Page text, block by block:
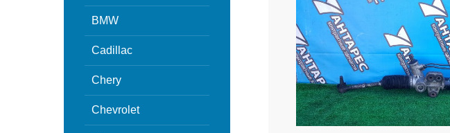
BMW
Cadillac
Chery
Chevrolet